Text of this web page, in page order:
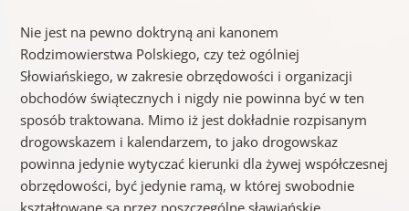
Nie jest na pewno doktryną ani kanonem
Rodzimowierstwa Polskiego, czy też ogólniej
Słowiańskiego, w zakresie obrzędowości i organizacji
obchodów świątecznych i nigdy nie powinna być w ten
sposób traktowana. Mimo iż jest dokładnie rozpisanym
drogowskazem i kalendarzem, to jako drogowskaz
powinna jedynie wytyczać kierunki dla żywej współczesnej
obrzędowości, być jedynie ramą, w której swobodnie